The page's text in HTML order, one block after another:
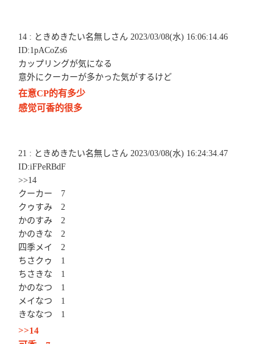
14 : ときめきたい名無しさん 2023/03/08(水) 16:06:14.46
ID:1pACoZs6
カップリングが気になる
意外にクーカーが多かった気がするけど
在意CP的有多少
感觉可香的很多
21 : ときめきたい名無しさん 2023/03/08(水) 16:24:34.47
ID:iFPeRBdF
>>14
クーカー 7
クゥすみ 2
かのすみ 2
かのきな 2
四季メイ 2
ちさクゥ 1
ちさきな 1
かのなつ 1
メイなつ 1
きななつ 1
>>14